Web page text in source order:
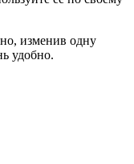
изменив одну
удобно.